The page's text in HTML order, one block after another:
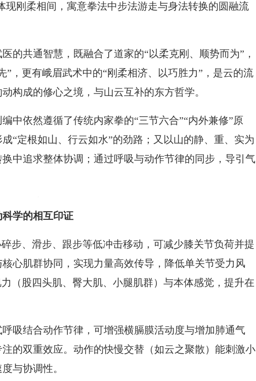
现刚柔相间，寓意拳法中步法游走与身法转换的圆融流
的共通智慧，既融合了道家的“以柔克刚、顺势而为”，
”，更有峨眉武术中的“刚柔相济、以巧胜力”，是云的流
构成的修心之境，与山云互补的东方哲学。
中依然遵循了传统内家拳的“三节六合”“内外兼修”原
“定根如山、行云如水”的劲路；又以山的静、重、实为
中追求整体协调；通过呼吸与动作节律的同步，导引气
学的相互印证
步、滑步、跟步等低冲击移动，可减少膝关节负荷并提
心肌群协同，实现力量高效传导，降低单关节受力风
（股四头肌、臀大肌、小腿肌群）与本体感觉，提升在
吸结合动作节律，可增强横膈膜活动度与增加肺通气
的双重效应。动作的快慢交替（如云之聚散）能刺激小
与协调性。